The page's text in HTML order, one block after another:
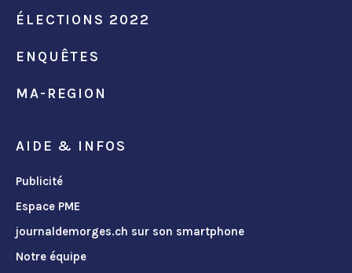
ÉLECTIONS 2022
ENQUÊTES
MA-REGION
AIDE & INFOS
Publicité
Espace PME
journaldemorges.ch sur son smartphone
Notre équipe